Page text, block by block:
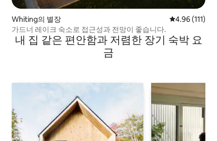
Whiting의 별장 평점 4.96점(5
4.96 (111)
가드너 레이크 숙소로 접근성과 전망이 좋습니다.
내 집 같은 편안함과 저렴한 장기 숙박 요
금